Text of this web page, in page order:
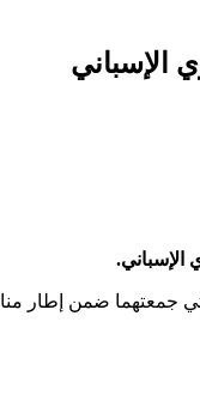
الإسباني
الإسباني.
جمعتهما ضمن إطار